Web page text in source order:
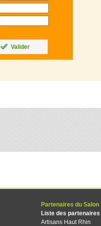
Valider
Partenaires du Salon
Liste des partenaires
Artisans Haut Rhin